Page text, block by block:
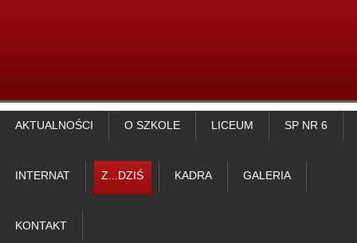
AKTUALNOŚCI O SZKOLE LICEUM SP NR 6
INTERNAT Z...DZIŚ KADRA GALERIA
KONTAKT